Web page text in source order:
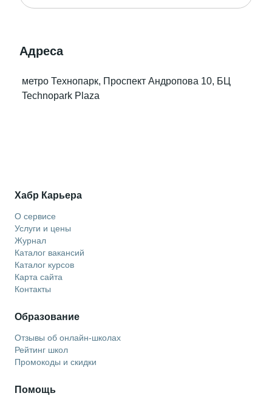
Адреса
метро Технопарк, Проспект Андропова 10, БЦ
Technopark Plaza
Хабр Карьера
О сервисе
Услуги и цены
Журнал
Каталог вакансий
Каталог курсов
Карта сайта
Контакты
Образование
Отзывы об онлайн-школах
Рейтинг школ
Промокоды и скидки
Помощь